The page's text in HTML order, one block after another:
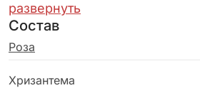
восхищения. Аккуратное
хризантем и декоративной
изысканную композицию,
развернуть
Состав
Роза
Хризантема